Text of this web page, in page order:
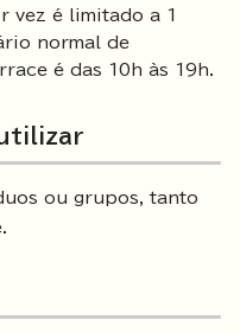
vez é limitado a 1
normal de
é das 10h às 19h.
ou grupos, tanto